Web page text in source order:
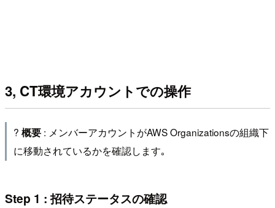
3, CT環境アカウントでの操作
? 概要: メンバーアカウントがAWS Organizationsの組織下
に移動されているかを確認します｡
Step 1 : 招待ステータスの確認